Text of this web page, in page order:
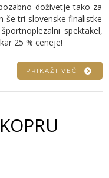
doživetje tako za
še tri slovenske finalistke
spektakel,
25 % ceneje!
PRIKAŽI VEČ